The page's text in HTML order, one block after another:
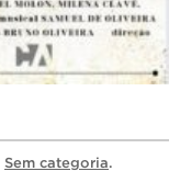
Sem categoria.